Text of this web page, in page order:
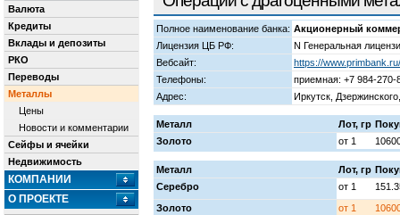
Валюта
Кредиты
Вклады и депозиты
РКО
Переводы
Металлы
Цены
Новости и комментарии
Сейфы и ячейки
Недвижимость
КОМПАНИИ
О ПРОЕКТЕ
Полное наименование банка: Акционерный
Лицензия ЦБ РФ:
N Генеральная
Вебсайт:
https://www.primbank.ru/
Телефоны:
приемная: +7 984-270-
Адрес:
Иркутск,
Металл Лот, гр
Золото
от 1
Металл Лот, гр
Серебро
от 1
Золото
от 1